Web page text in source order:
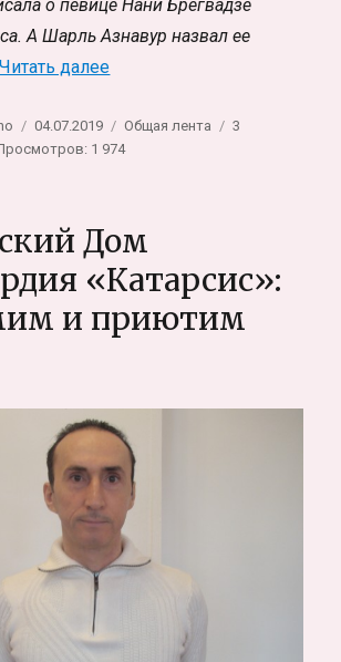
о певице Нани Брегвадзе
А Шарль Азнавур назвал ее
Читать далее«Нани Брегвадзе:
Опубликовано
04.07.2019 Рубрики
Общая лента
3
1 974
Дом
«Катарсис»:
и приютим